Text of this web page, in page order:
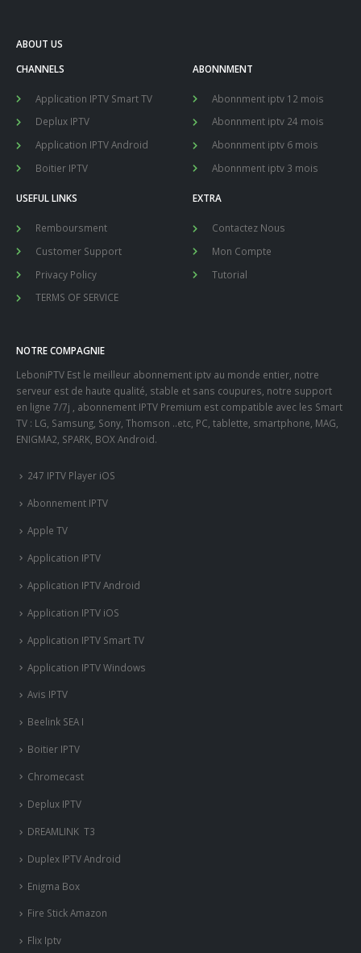
ABOUT US
CHANNELS
Application IPTV Smart TV
Deplux IPTV
Application IPTV Android
Boitier IPTV
ABONNMENT
Abonnment iptv 12 mois
Abonnment iptv 24 mois
Abonnment iptv 6 mois
Abonnment iptv 3 mois
USEFUL LINKS
Remboursment
Customer Support
Privacy Policy
TERMS OF SERVICE
EXTRA
Contactez Nous
Mon Compte
Tutorial
NOTRE COMPAGNIE
LeboniPTV Est le meilleur abonnement iptv au monde entier, notre
serveur est de haute qualité, stable et sans coupures, notre support
en ligne 7/7j , abonnement IPTV Premium est compatible avec les Smart
TV : LG, Samsung, Sony, Thomson ..etc, PC, tablette, smartphone, MAG,
ENIGMA2, SPARK, BOX Android.
247 IPTV Player iOS
Abonnement IPTV
Apple TV
Application IPTV
Application IPTV Android
Application IPTV iOS
Application IPTV Smart TV
Application IPTV Windows
Avis IPTV
Beelink SEA I
Boitier IPTV
Chromecast
Deplux IPTV
DREAMLINK T3
Duplex IPTV Android
Enigma Box
Fire Stick Amazon
Flix Iptv